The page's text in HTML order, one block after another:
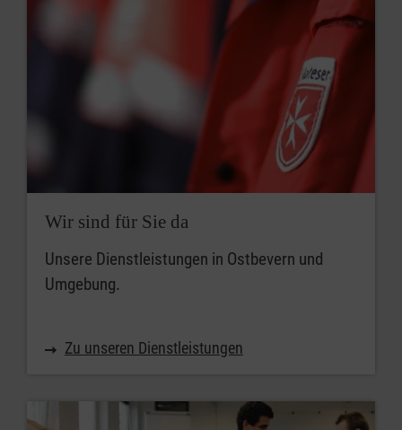
Wir sind für Sie da
Unsere Dienstleistungen in Ostbevern und
Umgebung.
Zu unseren Dienstleistungen